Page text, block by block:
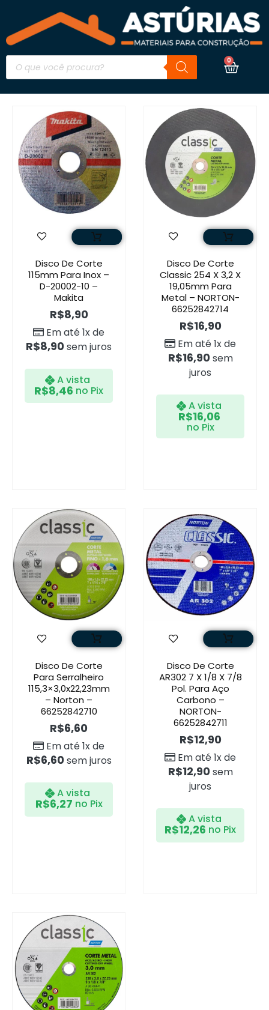
0
Disco De Corte
115mm Para Inox –
D-20002-10 –
Makita
R$8,90
Em até 1x de
R$8,90 sem juros
A vista
R$8,46 no Pix
Disco De Corte
Classic 254 X 3,2 X
19,05mm Para
Metal – NORTON-
66252842714
R$16,90
Em até 1x de
R$16,90 sem
juros
A vista
R$16,06
no Pix
Disco De Corte
Para Serralheiro
115,3×3,0x22,23mm
– Norton –
66252842710
R$6,60
Em até 1x de
R$6,60 sem juros
A vista
R$6,27 no Pix
Disco De Corte
AR302 7 X 1/8 X 7/8
Pol. Para Aço
Carbono –
NORTON-
66252842711
R$12,90
Em até 1x de
R$12,90 sem
juros
A vista
R$12,26 no Pix